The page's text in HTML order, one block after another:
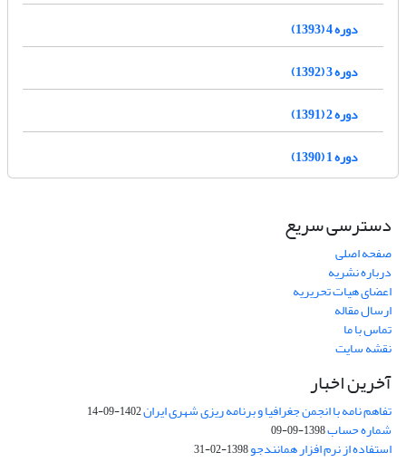
دوره 4 (1393)
دوره 3 (1392)
دوره 2 (1391)
دوره 1 (1390)
دسترسی سریع
صفحه اصلی
درباره نشریه
اعضای هیات تحریریه
ارسال مقاله
تماس با ما
نقشه سایت
آخرین اخبار
تفاهم نامه با انجمن جغرافیا و برنامه ریزی شهری ایران1402-09-14
شماره حساب1398-09-09
استفاده از نرم افزار همانندجو1398-02-31